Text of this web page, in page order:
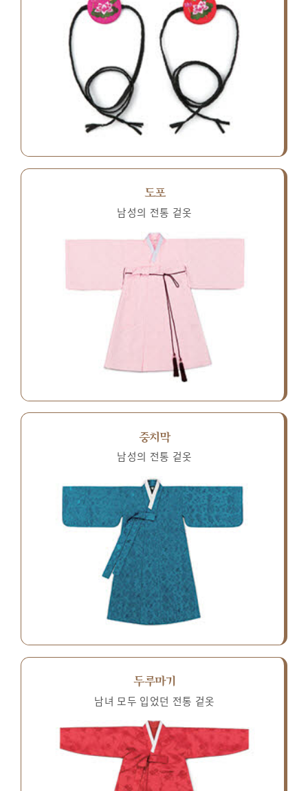
도포
남성의 전통 겉옷
중치막
남성의 전통 겉옷
두루마기
남녀 모두 입었던 전통 겉옷